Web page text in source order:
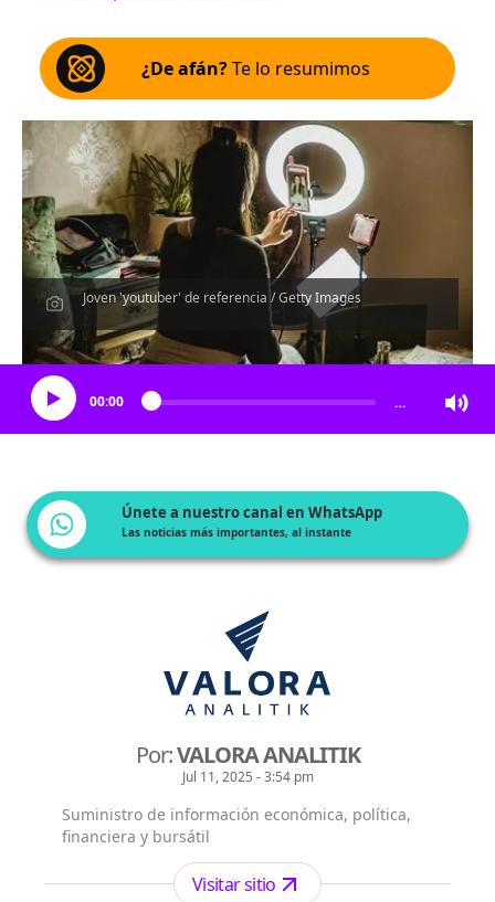
¿De afán?Te lo resumimos
Joven 'youtuber' de referencia / Getty Images
Escucha el artículo
00:00 …
Únete a nuestro canal en WhatsApp
Las noticias más importantes, al instante
Por:VALORA ANALITIK
Jul 11, 2025 - 3:54 pm
Suministro de información económica, política,
financiera y bursátil
Visitar sitio